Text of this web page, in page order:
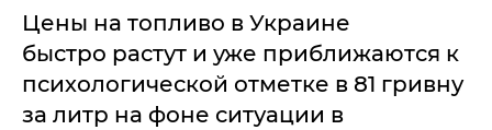
Цены на топливо в Украине
быстро растут и уже приближаются к
психологической отметке в 81 гривну
за литр на фоне ситуации в